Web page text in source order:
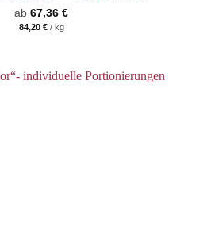
ab 67,36 €
84,20 €/ kg